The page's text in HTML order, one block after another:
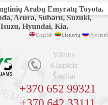
Arabų Emyratų Toyota,
Acura, Subaru, Suzuki,
Hyundai, Kia.
English Lietuvių Русский
Vilnius
Klaipėda
Šiauliai
+370 652 99321